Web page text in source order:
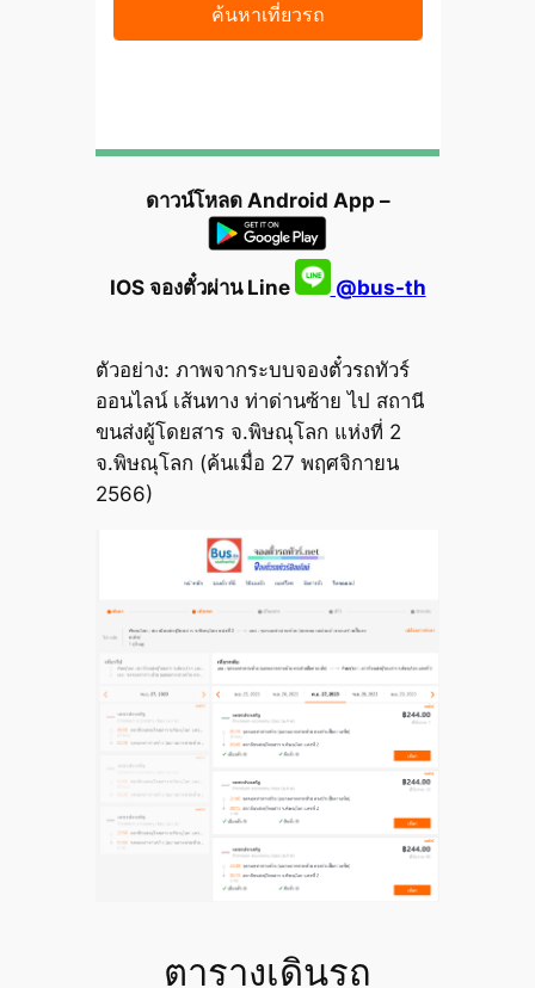
ดาวน์โหลด Android App –
IOS จองตั๋วผ่าน Line @bus-th
ตัวอย่าง: ภาพจากระบบจองตั๋วรถทัวร์
ออนไลน์ เส้นทาง ท่าด่านซ้าย ไป สถานี
ขนส่งผู้โดยสาร จ.พิษณุโลก แห่งที่ 2
จ.พิษณุโลก (ค้นเมื่อ 27 พฤศจิกายน
2566)
ตารางเดินรถ